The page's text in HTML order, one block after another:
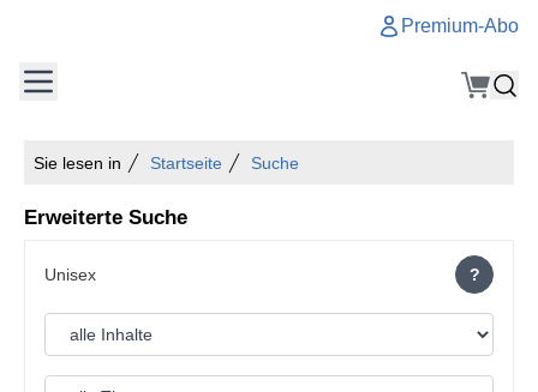
Premium-Abo
Sie lesen in Startseite Suche
Erweiterte Suche
?